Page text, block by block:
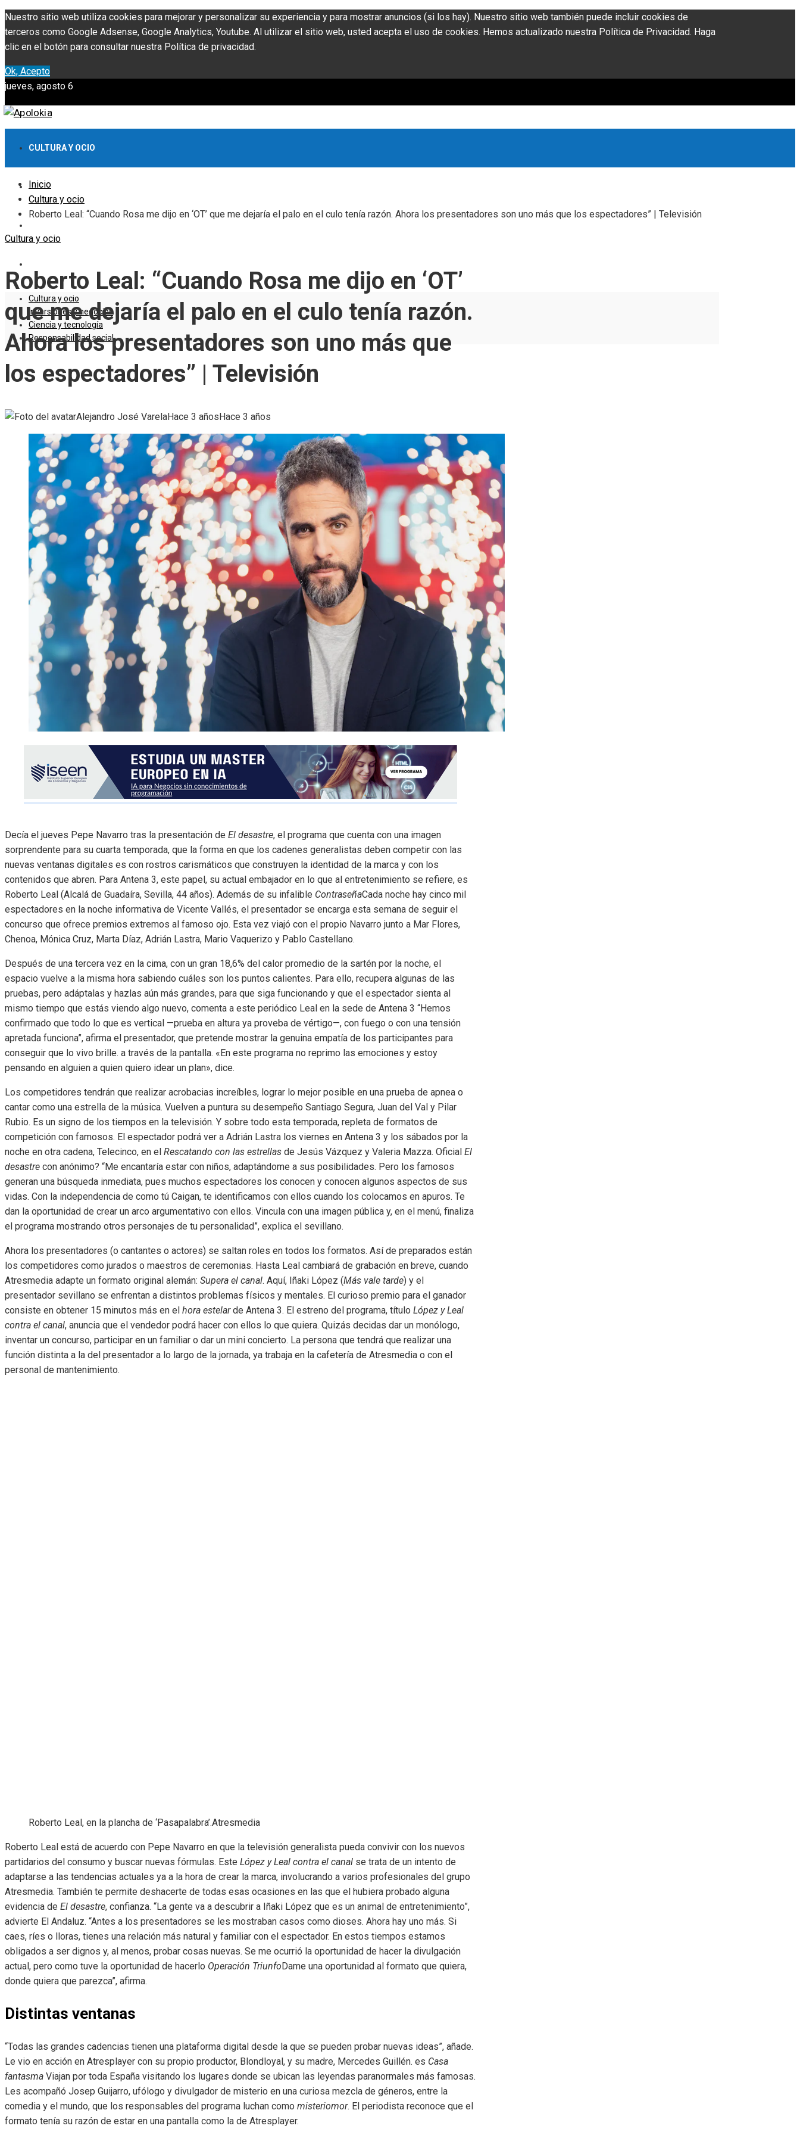
Nuestro sitio web utiliza cookies para mejorar y personalizar su experiencia y para mostrar anuncios (si los hay). Nuestro sitio web también puede incluir cookies de
terceros como Google Adsense, Google Analytics, Youtube. Al utilizar el sitio web, usted acepta el uso de cookies. Hemos actualizado nuestra Política de Privacidad. Haga
clic en el botón para consultar nuestra Política de privacidad.
Ok, Acepto
jueves, agosto 6
CULTURA Y OCIO
INVERSIONES Y NEGOCIOS
Cultura y ocio
Inversiones y negocios
Ciencia y tecnología
Responsabilidad social
Inicio
Cultura y ocio
Roberto Leal: “Cuando Rosa me dijo en ‘OT’ que me dejaría el palo en el culo tenía razón. Ahora los presentadores son uno más que los espectadores” | Televisión
Cultura y ocio
Roberto Leal: “Cuando Rosa me dijo en ‘OT’
que me dejaría el palo en el culo tenía razón.
Ahora los presentadores son uno más que
los espectadores” | Televisión
Alejandro José VarelaHace 3 años Hace 3 años
Decía el jueves Pepe Navarro tras la presentación de El desastre, el programa que cuenta con una imagen
sorprendente para su cuarta temporada, que la forma en que los cadenes generalistas deben competir con las
nuevas ventanas digitales es con rostros carismáticos que construyen la identidad de la marca y con los
contenidos que abren. Para Antena 3, este papel, su actual embajador en lo que al entretenimiento se refiere, es
Roberto Leal (Alcalá de Guadaíra, Sevilla, 44 años). Además de su infalible ContraseñaCada noche hay cinco mil
espectadores en la noche informativa de Vicente Vallés, el presentador se encarga esta semana de seguir el
concurso que ofrece premios extremos al famoso ojo. Esta vez viajó con el propio Navarro junto a Mar Flores,
Chenoa, Mónica Cruz, Marta Díaz, Adrián Lastra, Mario Vaquerizo y Pablo Castellano.
Después de una tercera vez en la cima, con un gran 18,6% del calor promedio de la sartén por la noche, el
espacio vuelve a la misma hora sabiendo cuáles son los puntos calientes. Para ello, recupera algunas de las
pruebas, pero adáptalas y hazlas aún más grandes, para que siga funcionando y que el espectador sienta al
mismo tiempo que estás viendo algo nuevo, comenta a este periódico Leal en la sede de Antena 3 “Hemos
confirmado que todo lo que es vertical —prueba en altura ya proveba de vértigo—, con fuego o con una tensión
apretada funciona”, afirma el presentador, que pretende mostrar la genuina empatía de los participantes para
conseguir que lo vivo brille. a través de la pantalla. «En este programa no reprimo las emociones y estoy
pensando en alguien a quien quiero idear un plan», dice.
Los competidores tendrán que realizar acrobacias increíbles, lograr lo mejor posible en una prueba de apnea o
cantar como una estrella de la música. Vuelven a puntura su desempeño Santiago Segura, Juan del Val y Pilar
Rubio. Es un signo de los tiempos en la televisión. Y sobre todo esta temporada, repleta de formatos de
competición con famosos. El espectador podrá ver a Adrián Lastra los viernes en Antena 3 y los sábados por la
noche en otra cadena, Telecinco, en el Rescatando con las estrellas de Jesús Vázquez y Valeria Mazza. Oficial El
desastre con anónimo? “Me encantaría estar con niños, adaptándome a sus posibilidades. Pero los famosos
generan una búsqueda inmediata, pues muchos espectadores los conocen y conocen algunos aspectos de sus
vidas. Con la independencia de como tú Caigan, te identificamos con ellos cuando los colocamos en apuros. Te
dan la oportunidad de crear un arco argumentativo con ellos. Vincula con una imagen pública y, en el menú, finaliza
el programa mostrando otros personajes de tu personalidad”, explica el sevillano.
Ahora los presentadores (o cantantes o actores) se saltan roles en todos los formatos. Así de preparados están
los competidores como jurados o maestros de ceremonias. Hasta Leal cambiará de grabación en breve, cuando
Atresmedia adapte un formato original alemán: Supera el canal. Aquí, Iñaki López (Más vale tarde) y el
presentador sevillano se enfrentan a distintos problemas físicos y mentales. El curioso premio para el ganador
consiste en obtener 15 minutos más en el hora estelarde Antena 3. El estreno del programa, título López y Leal
contra el canal, anuncia que el vendedor podrá hacer con ellos lo que quiera. Quizás decidas dar un monólogo,
inventar un concurso, participar en un familiar o dar un mini concierto. La persona que tendrá que realizar una
función distinta a la del presentador a lo largo de la jornada, ya trabaja en la cafetería de Atresmedia o con el
personal de mantenimiento.
Roberto Leal, en la plancha de ‘Pasapalabra’.Atresmedia
Roberto Leal está de acuerdo con Pepe Navarro en que la televisión generalista pueda convivir con los nuevos
partidarios del consumo y buscar nuevas fórmulas. Este López y Leal contra el canal se trata de un intento de
adaptarse a las tendencias actuales ya a la hora de crear la marca, involucrando a varios profesionales del grupo
Atresmedia. También te permite deshacerte de todas esas ocasiones en las que el hubiera probado alguna
evidencia de El desastre, confianza. “La gente va a descubrir a Iñaki López que es un animal de entretenimiento”,
advierte El Andaluz. “Antes a los presentadores se les mostraban casos como dioses. Ahora hay uno más. Si
caes, ríes o lloras, tienes una relación más natural y familiar con el espectador. En estos tiempos estamos
obligados a ser dignos y, al menos, probar cosas nuevas. Se me ocurrió la oportunidad de hacer la divulgación
actual, pero como tuve la oportunidad de hacerlo Operación Triunfo Dame una oportunidad al formato que quiera,
donde quiera que parezca”, afirma.
Distintas ventanas
“Todas las grandes cadencias tienen una plataforma digital desde la que se pueden probar nuevas ideas”, añade.
Le vio en acción en Atresplayer con su propio productor, Blondloyal, y su madre, Mercedes Guillén. es Casa
fantasma Viajan por toda España visitando los lugares donde se ubican las leyendas paranormales más famosas.
Les acompañó Josep Guijarro, ufólogo y divulgador de misterio en una curiosa mezcla de géneros, entre la
comedia y el mundo, que los responsables del programa luchan como misteriomor. El periodista reconoce que el
formato tenía su razón de estar en una pantalla como la de Atresplayer.